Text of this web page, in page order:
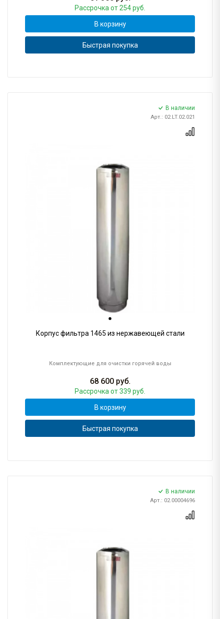
Рассрочка от 254 руб.
В корзину
Быстрая покупка
В наличии
Арт.: 02.LT.02.021
Корпус фильтра 1465 из нержавеющей стали
Комплектующие для очистки горячей воды
68 600руб.
Рассрочка от 339 руб.
В корзину
Быстрая покупка
В наличии
Арт.: 02.00004696